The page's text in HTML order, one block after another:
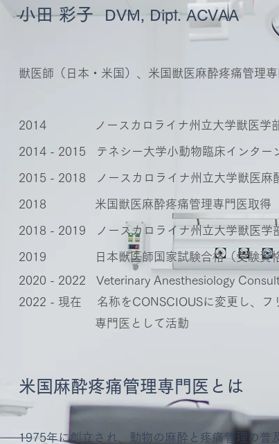
小田 彩子 DVM, Dipl. ACVAA
獣医師（日本・米国）、米国獣医麻酔疼痛管理専
2014 ノースカロライナ州立大学獣医学部
2014 - 2015 テネシー大学小動物臨床インター
2015 - 2018 ノースカロライナ州立大学獣医麻
2018 米国獣医麻酔疼痛管理専門医取得
2018 - 2019 ノースカロライナ州立大学獣医学
2019 日本獣医師国家試験合格（受験資格
2020 - 2022 Veterinary Anesthesiology
2022 - 現在 名称をCONSCIOUSに変更し、フ
専門医として活動
米国麻酔疼痛管理専門医とは
1975年に創立され、動物の麻酔と疼痛管理の普